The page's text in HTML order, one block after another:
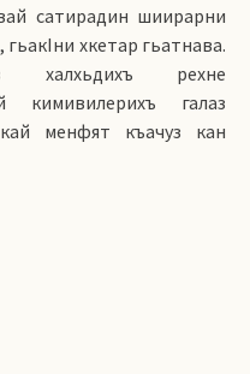
сатирадин шиирарни
гьакIни хкетар гьатнава.
халхьдихъ рехне
кимивилерихъ галаз
менфят къачуз кан